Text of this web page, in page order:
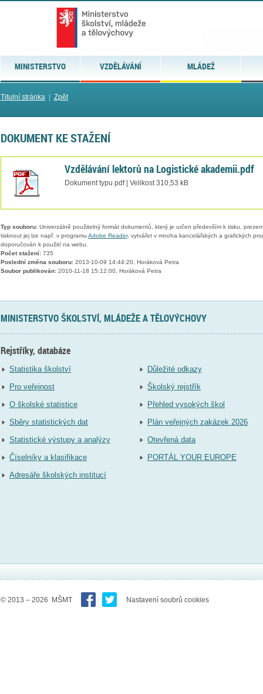
MINISTERSTVO VZDĚLÁVÁNÍ MLÁDEŽ
Titulní stránka| Zpět
DOKUMENT KE STAŽENÍ
Vzdělávání lektorů na Logistické akademii.pdf
Dokument typu pdf | Velikost 310,53 kB
Typ souboru:Univerzálně použitelný formát dokumentů, který je určen především k tisku,
tisknout jej lze např. v programu Adobe Reader, vytvářet v mnoha kancelářských a grafických
doporučován k použití na webu.
Počet stažení:735
Poslední změna souboru:2013-10-09 14:44:20, Horáková Petra
Soubor publikován:2010-11-18 15:12:00, Horáková Petra
MINISTERSTVO ŠKOLSTVÍ, MLÁDEŽE A TĚLOVÝCHOVY
Rejstříky, databáze
Statistika školství
Pro veřejnost
O školské statistice
Sběry statistických dat
Statistické výstupy a analýzy
Číselníky a klasifikace
Adresáře školských institucí
Důležité odkazy
Školský rejstřík
Přehled vysokých škol
Plán veřejných zakázek 2026
Otevřená data
PORTÁL YOUR EUROPE
© 2013 – 2026 MŠMT Nastavení soubrů cookies